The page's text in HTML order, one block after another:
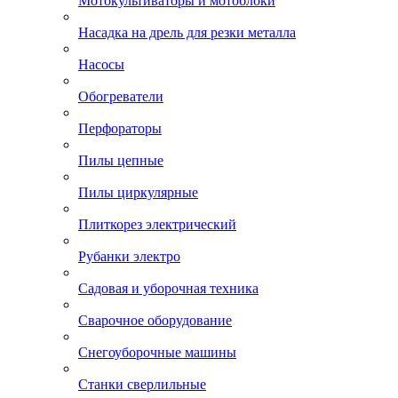
Насадка на дрель для резки металла
Насосы
Обогреватели
Перфораторы
Пилы цепные
Пилы циркулярные
Плиткорез электрический
Рубанки электро
Садовая и уборочная техника
Сварочное оборудование
Снегоуборочные машины
Станки сверлильные